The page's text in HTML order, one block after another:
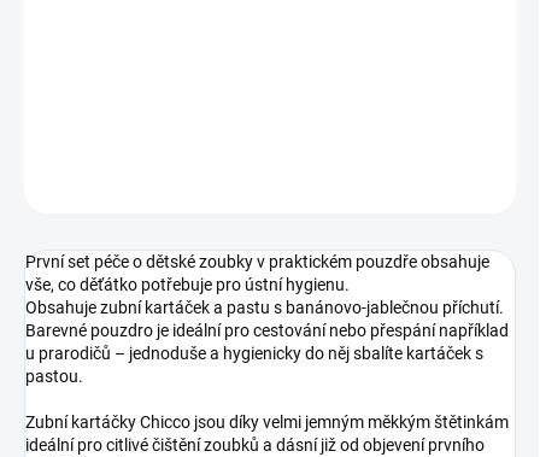
První set péče o dětské zoubky v praktickém pouzdře obsahuje
vše, co děťátko potřebuje pro ústní hygienu.
Obsahuje zubní kartáček a pastu s banánovo-jablečnou příchutí.
Barevné pouzdro je ideální pro cestování nebo přespání například
u prarodičů – jednoduše a hygienicky do něj sbalíte kartáček s
pastou.
Zubní kartáčky Chicco jsou díky velmi jemným měkkým štětinkám
ideální pro citlivé čištění zoubků a dásní již od objevení prvního